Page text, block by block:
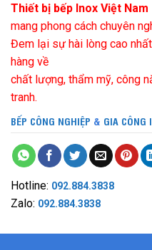
Thiết bị bếp Inox Việt Nam
mang phong cách chuyên
Đem lại sự hài lòng cao
hàng về
chất lượng, thẩm mỹ, công
tranh.
BẾP CÔNG NGHIỆP & GIA CÔNG
Hotline: 092.884.3838
Zalo: 092.884.3838